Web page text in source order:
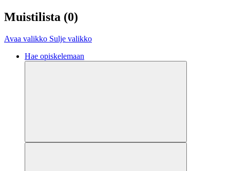
Muistilista (0)
Avaa valikko Sulje valikko
Hae opiskelemaan